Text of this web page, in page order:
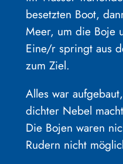
besetzten Boot,
Meer, um die Boje
Eine/r springt aus
zum Ziel.
Alles war
dichter Nebel
Die Bojen waren
Rudern nicht